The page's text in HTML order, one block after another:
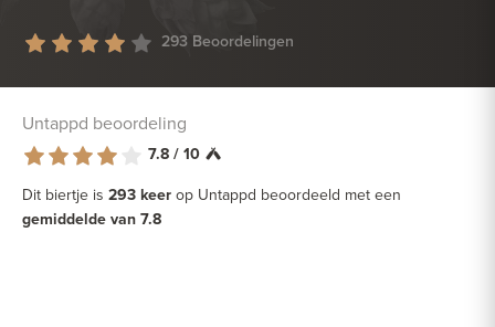
293 Beoordelingen
Untappd beoordeling
7.8 / 10
Dit biertje is 293 keer op Untappd beoordeeld met een
gemiddelde van 7.8